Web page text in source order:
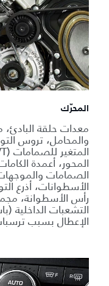
المحرّك
معدات حلقة
والمحامل، تروس
المحور، أعمدة
الصمامات
الأسطوانات، أذرع
رأس الأسطوانة،
التشعبات الداخلية
الإعطال بسبب